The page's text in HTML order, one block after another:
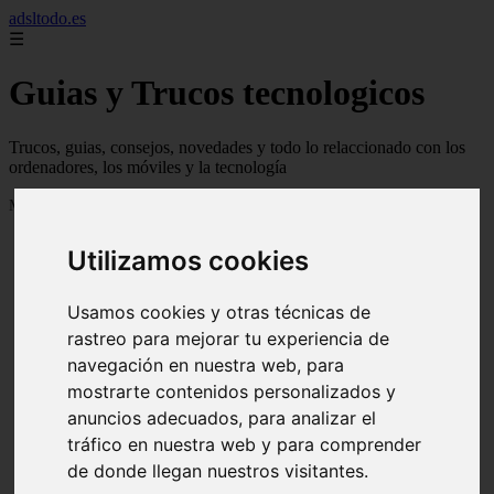
Utilizamos cookies
Usamos cookies y otras técnicas de
rastreo para mejorar tu experiencia de
navegación en nuestra web, para
mostrarte contenidos personalizados y
anuncios adecuados, para analizar el
tráfico en nuestra web y para comprender
de donde llegan nuestros visitantes.
adsltodo.es
☰
Guias y Trucos tecnologicos
Trucos, guias, consejos, novedades y todo lo relaccionado con los
ordenadores, los móviles y la tecnología
Mostrando 1 - 24 de 148 artículos
Newskill Kitsune Review 【Análisis en Español】